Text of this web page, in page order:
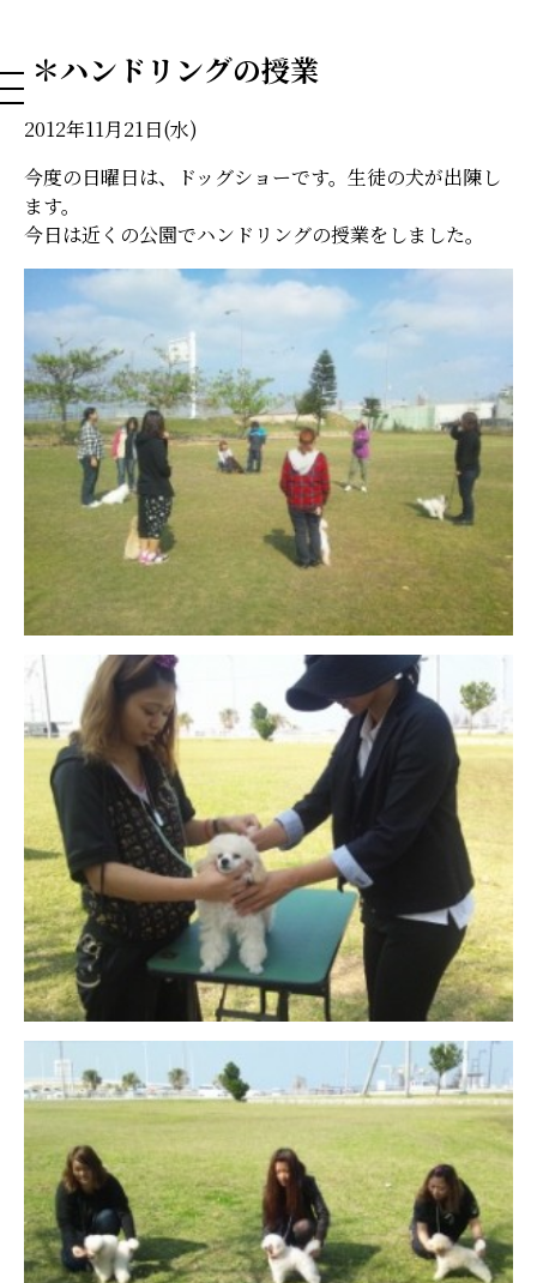
NAHA DOG GROOMING SCHOOL
＊ハンドリングの授業
2012年11月21日(水)
今度の日曜日は、ドッグショーです。生徒の犬が出陳し
ます。
今日は近くの公園でハンドリングの授業をしました。